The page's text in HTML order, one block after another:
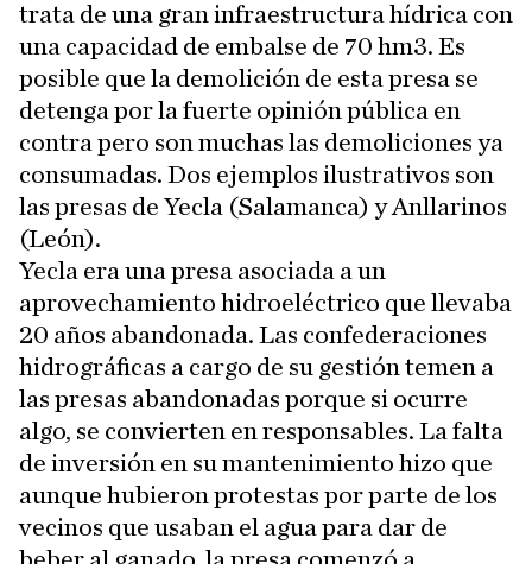
trata de una gran infraestructura hídrica con
una capacidad de embalse de 70 hm3. Es
posible que la demolición de esta presa se
detenga por la fuerte opinión pública en
contra pero son muchas las demoliciones ya
consumadas. Dos ejemplos ilustrativos son
las presas de Yecla (Salamanca) y Anllarinos
(León).
Yecla era una presa asociada a un
aprovechamiento hidroeléctrico que llevaba
20 años abandonada. Las confederaciones
hidrográficas a cargo de su gestión temen a
las presas abandonadas porque si ocurre
algo, se convierten en responsables. La falta
de inversión en su mantenimiento hizo que
aunque hubieron protestas por parte de los
vecinos que usaban el agua para dar de